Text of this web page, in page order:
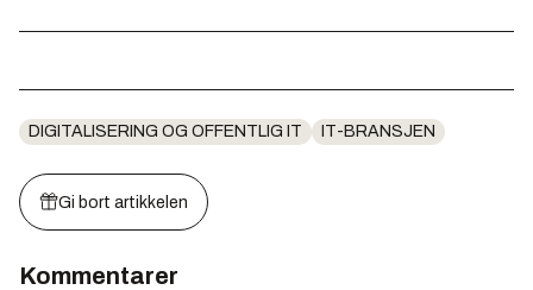
DIGITALISERING OG OFFENTLIG IT IT-BRANSJEN
Gi bort artikkelen
Kommentarer